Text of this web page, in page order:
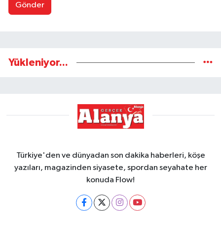
Gönder
Yükleniyor...
Türkiye'den ve dünyadan son dakika haberleri, köşe
yazıları, magazinden siyasete, spordan seyahate her
konuda Flow!